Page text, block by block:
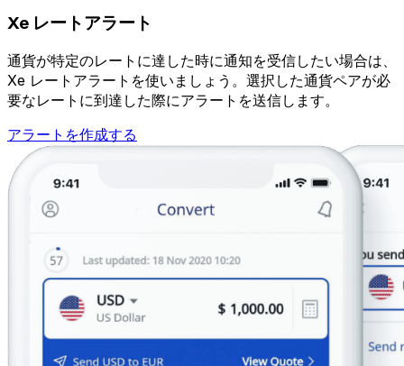
Xe レートアラート
通貨が特定のレートに達した時に通知を受信したい場合は、
Xe レートアラートを使いましょう。選択した通貨ペアが必
要なレートに到達した際にアラートを送信します。
アラートを作成する